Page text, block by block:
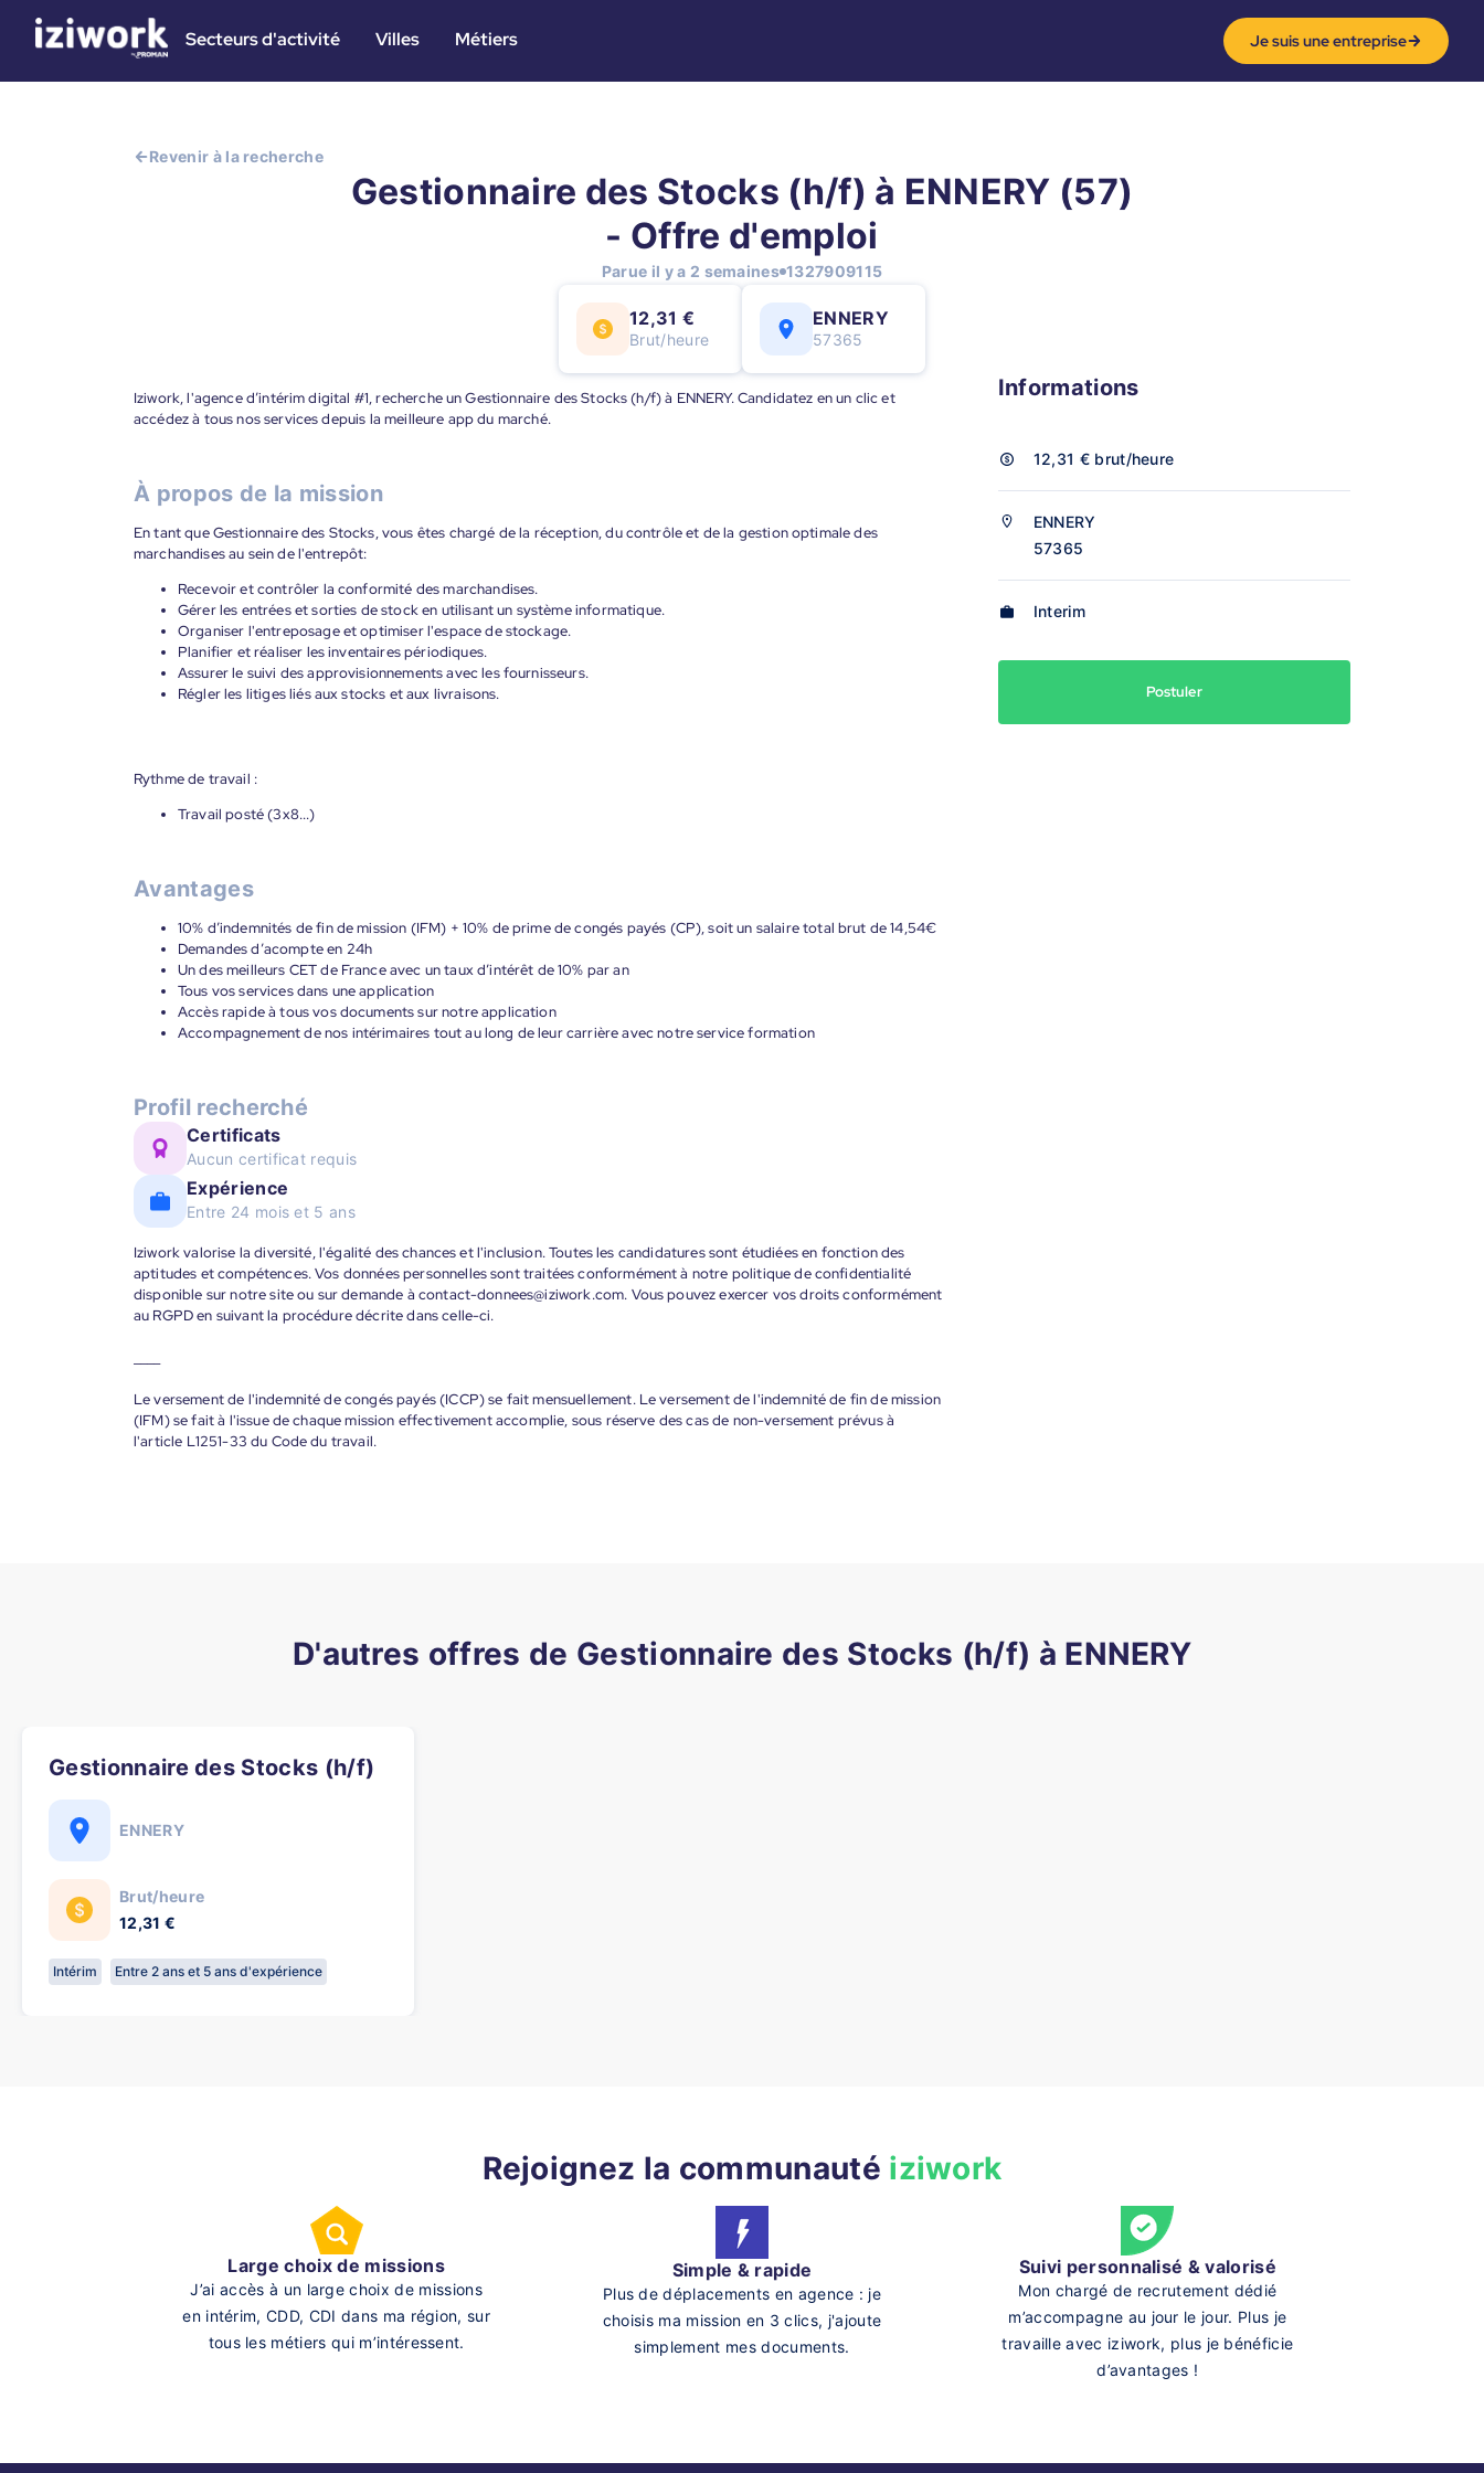
Secteurs d'activité Villes Métiers Je suis une entreprise
Revenir à la recherche
Gestionnaire des Stocks (h/f) à ENNERY (57)
- Offre d'emploi
Parue il y a 2 semaines 1327909115
12,31 €
Brut/heure
ENNERY
57365
Iziwork, l'agence d’intérim digital #1, recherche un Gestionnaire des Stocks (h/f) à ENNERY. Candidatez en un clic et
accédez à tous nos services depuis la meilleure app du marché.
À propos de la mission
En tant que Gestionnaire des Stocks, vous êtes chargé de la réception, du contrôle et de la gestion optimale des
marchandises au sein de l'entrepôt:
Recevoir et contrôler la conformité des marchandises.
Gérer les entrées et sorties de stock en utilisant un système informatique.
Organiser l'entreposage et optimiser l'espace de stockage.
Planifier et réaliser les inventaires périodiques.
Assurer le suivi des approvisionnements avec les fournisseurs.
Régler les litiges liés aux stocks et aux livraisons.
Rythme de travail :
Travail posté (3x8...)
Avantages
10% d’indemnités de fin de mission (IFM) + 10% de prime de congés payés (CP), soit un salaire total brut de 14,54€
Demandes d’acompte en 24h
Un des meilleurs CET de France avec un taux d’intérêt de 10% par an
Tous vos services dans une application
Accès rapide à tous vos documents sur notre application
Accompagnement de nos intérimaires tout au long de leur carrière avec notre service formation
Profil recherché
Certificats
Aucun certificat requis
Expérience
Entre 24 mois et 5 ans
Iziwork valorise la diversité, l'égalité des chances et l'inclusion. Toutes les candidatures sont étudiées en fonction des
aptitudes et compétences. Vos données personnelles sont traitées conformément à notre politique de confidentialité
disponible sur notre site ou sur demande à contact-donnees@iziwork.com. Vous pouvez exercer vos droits conformément
au RGPD en suivant la procédure décrite dans celle-ci.
Le versement de l'indemnité de congés payés (ICCP) se fait mensuellement. Le versement de l'indemnité de fin de mission
(IFM) se fait à l'issue de chaque mission effectivement accomplie, sous réserve des cas de non-versement prévus à
l'article L1251-33 du Code du travail.
Informations
12,31 € brut/heure
ENNERY
57365
Interim
Postuler
D'autres offres de Gestionnaire des Stocks (h/f) à ENNERY
Gestionnaire des Stocks (h/f)
ENNERY
Brut/heure
12,31 €
Intérim Entre 2 ans et 5 ans d'expérience
Rejoignez la communauté iziwork
Large choix de missions
J’ai accès à un large choix de missions
en intérim, CDD, CDI dans ma région, sur
tous les métiers qui m’intéressent.
Simple & rapide
Plus de déplacements en agence : je
choisis ma mission en 3 clics, j'ajoute
simplement mes documents.
Suivi personnalisé & valorisé
Mon chargé de recrutement dédié
m’accompagne au jour le jour. Plus je
travaille avec iziwork, plus je bénéficie
d’avantages !